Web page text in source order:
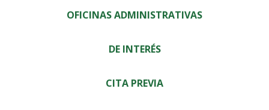
OFICINAS ADMINISTRATIVAS
DE INTERÉS
CITA PREVIA